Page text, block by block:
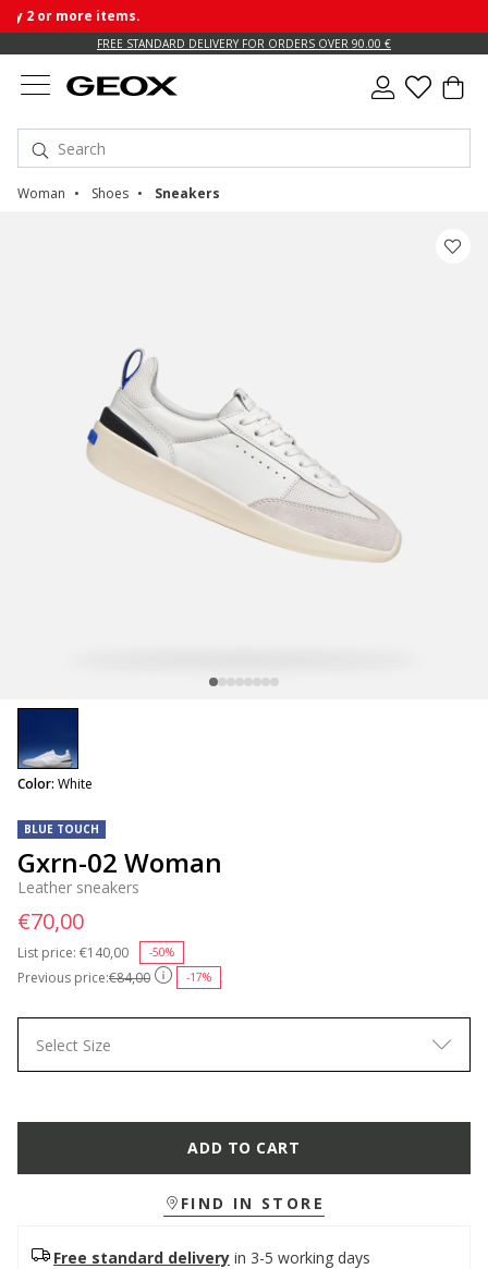
2 or more items.
FREE STANDARD DELIVERY FOR ORDERS OVER 90.00 €
Woman Shoes Sneakers
BLUE TOUCH
Gxrn-02 Woman
Leather sneakers
Previous price:€84,00 -17%
List price: Price reduced from
€140,00 -50%
€70,00
Color: White
selected
Select Size
ADD TO CART
FIND IN STORE
Free standard delivery in 3-5 working days